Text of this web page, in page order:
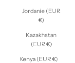
Jordanie (EUR
€)
Kazakhstan
(EUR €)
Kenya (EUR €)